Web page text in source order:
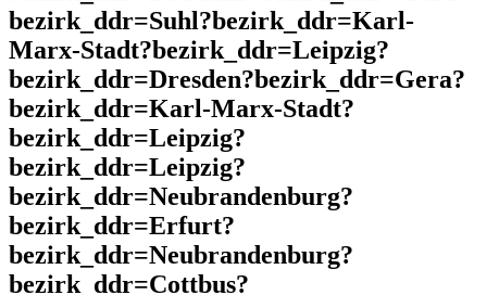
bezirk_ddr=Suhl?bezirk_ddr=Karl-
Marx-Stadt?bezirk_ddr=Leipzig?
bezirk_ddr=Dresden?bezirk_ddr=Gera?
bezirk_ddr=Karl-Marx-Stadt?
bezirk_ddr=Leipzig?
bezirk_ddr=Leipzig?
bezirk_ddr=Neubrandenburg?
bezirk_ddr=Erfurt?
bezirk_ddr=Neubrandenburg?
bezirk_ddr=Cottbus?